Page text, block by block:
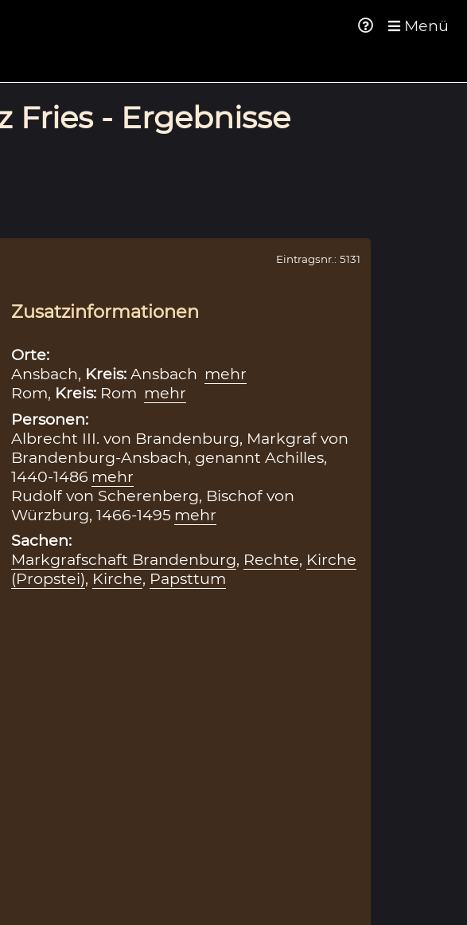
Menü
Fries - Ergebnisse
Eintragsnr.: 5131
Zusatzinformationen
Orte:
Ansbach, Kreis: Ansbach mehr
Rom, Kreis: Rom mehr
Personen:
Albrecht III. von Brandenburg, Markgraf von
Brandenburg-Ansbach, genannt Achilles,
1440-1486 mehr
Rudolf von Scherenberg, Bischof von
Würzburg, 1466-1495 mehr
Sachen:
Markgrafschaft Brandenburg, Rechte, Kirche
(Propstei), Kirche, Papsttum